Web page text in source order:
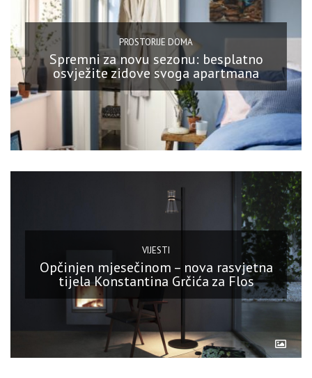
PROSTORIJE DOMA
Spremni za novu sezonu: besplatno
osvježite zidove svoga apartmana
VIJESTI
Opčinjen mjesečinom – nova rasvjetna
tijela Konstantina Grčića za Flos